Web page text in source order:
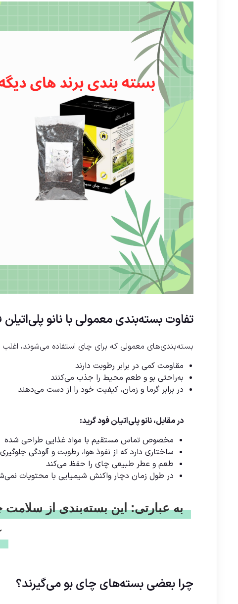
تفاوت بسته‌بندی معمولی با نانو پلی‌اتیلن
بسته‌بندی‌های معمولی که برای چای استفاده می‌شوند،
مقاومت کمی در برابر رطوبت دارند
به‌راحتی بو و طعم محیط را جذب می‌کنند
در برابر گرما و زمان، کیفیت خود را از دست می‌دهند
در مقابل، نانو پلی‌اتیلن فود گرید:
مخصوص تماس مستقیم با مواد غذایی طراحی شده
ساختاری دارد که از نفوذ هوا، رطوبت و آلودگی
طعم و عطر طبیعی چای را حفظ می‌کند
در طول زمان دچار واکنش شیمیایی با محتویات
به عبارتی: این بسته‌بندی از
چرا بعضی بسته‌های چای بو می‌گیرند؟